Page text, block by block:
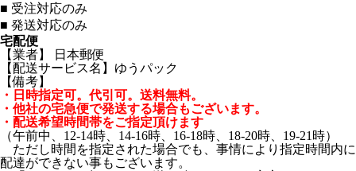
■ 受注対応のみ
■ 発送対応のみ
宅配便
【業者】 日本郵便
【配送サービス名】ゆうパック
【備考】
・日時指定可。代引可。送料無料。
・他社の宅急便で発送する場合もございます。
・配送希望時間帯をご指定頂けます
（午前中、12-14時、14-16時、16-18時、18-20時、19-21時）
ただし時間を指定された場合でも、事情により指定時間内に
配達ができない事もございます。